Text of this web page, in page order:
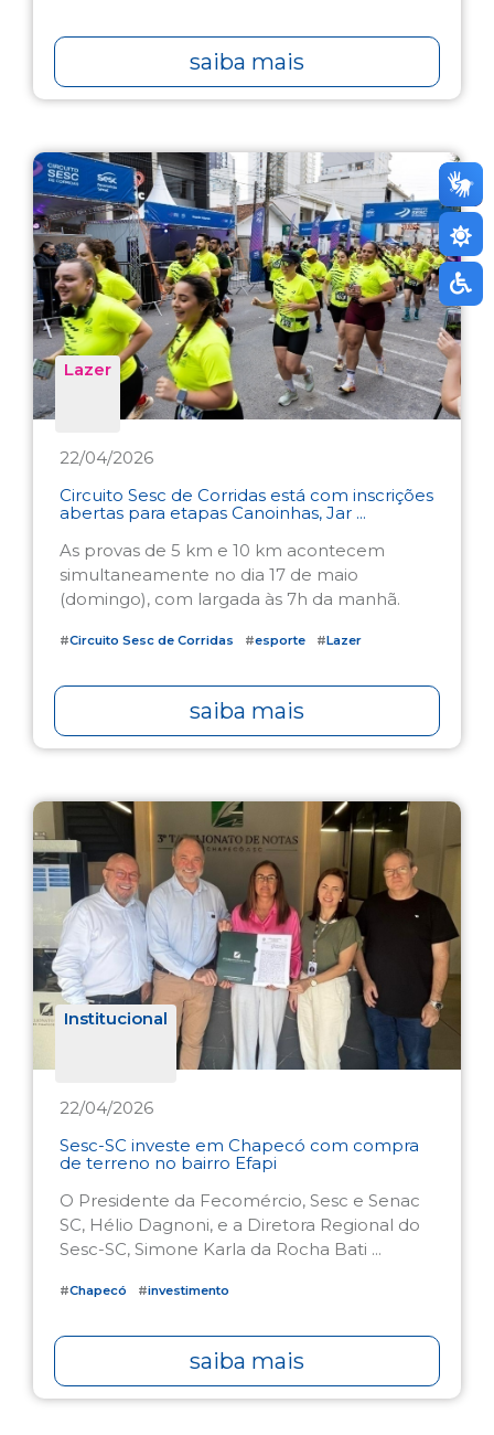
saiba mais
Lazer
22/04/2026
Circuito Sesc de Corridas está com inscrições
abertas para etapas Canoinhas, Jar ...
As provas de 5 km e 10 km acontecem
simultaneamente no dia 17 de maio
(domingo), com largada às 7h da manhã.
#Circuito Sesc de Corridas #esporte #Lazer
saiba mais
Institucional
22/04/2026
Sesc-SC investe em Chapecó com compra
de terreno no bairro Efapi
O Presidente da Fecomércio, Sesc e Senac
SC, Hélio Dagnoni, e a Diretora Regional do
Sesc-SC, Simone Karla da Rocha Bati ...
#Chapecó #investimento
saiba mais